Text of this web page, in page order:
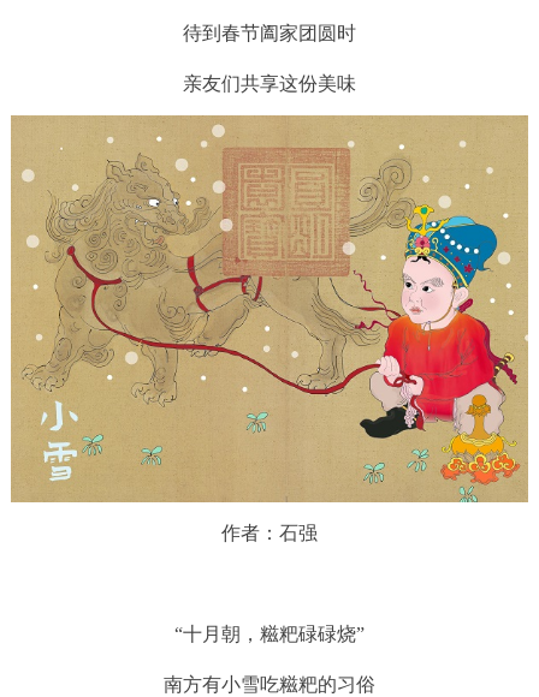
待到春节阖家团圆时
亲友们共享这份美味
作者：石强
“十月朝，糍粑碌碌烧”
南方有小雪吃糍粑的习俗